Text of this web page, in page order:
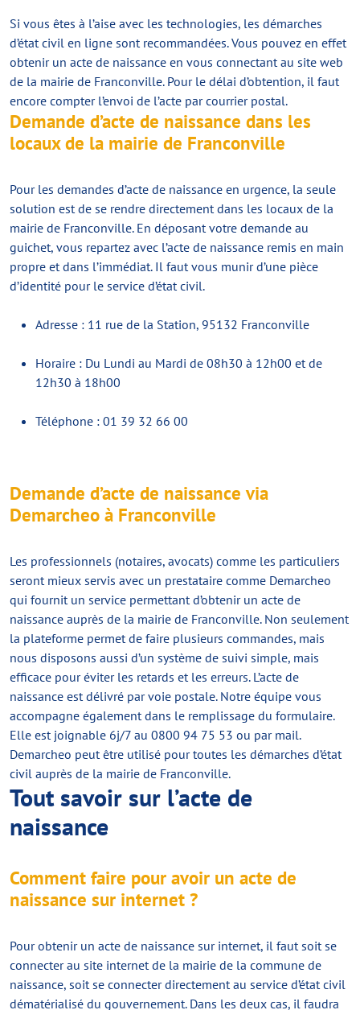
Si vous êtes à l’aise avec les technologies, les démarches
d’état civil en ligne sont recommandées. Vous pouvez en effet
obtenir un acte de naissance en vous connectant au site web
de la mairie de Franconville. Pour le délai d’obtention, il faut
encore compter l’envoi de l’acte par courrier postal.
Demande d’acte de naissance dans les
locaux de la mairie de Franconville
Pour les demandes d’acte de naissance en urgence, la seule
solution est de se rendre directement dans les locaux de la
mairie de Franconville. En déposant votre demande au
guichet, vous repartez avec l’acte de naissance remis en main
propre et dans l’immédiat. Il faut vous munir d’une pièce
d’identité pour le service d’état civil.
Adresse : 11 rue de la Station, 95132 Franconville
Horaire : Du Lundi au Mardi de 08h30 à 12h00 et de
12h30 à 18h00
Téléphone : 01 39 32 66 00
Demande d’acte de naissance via
Demarcheo à Franconville
Les professionnels (notaires, avocats) comme les particuliers
seront mieux servis avec un prestataire comme Demarcheo
qui fournit un service permettant d’obtenir un acte de
naissance auprès de la mairie de Franconville. Non seulement
la plateforme permet de faire plusieurs commandes, mais
nous disposons aussi d’un système de suivi simple, mais
efficace pour éviter les retards et les erreurs. L’acte de
naissance est délivré par voie postale. Notre équipe vous
accompagne également dans le remplissage du formulaire.
Elle est joignable 6j/7 au 0800 94 75 53 ou par mail.
Demarcheo peut être utilisé pour toutes les démarches d’état
civil auprès de la mairie de Franconville.
Tout savoir sur l’acte de
naissance
Comment faire pour avoir un acte de
naissance sur internet ?
Pour obtenir un acte de naissance sur internet, il faut soit se
connecter au site internet de la mairie de la commune de
naissance, soit se connecter directement au service d’état civil
dématérialisé du gouvernement. Dans les deux cas, il faudra